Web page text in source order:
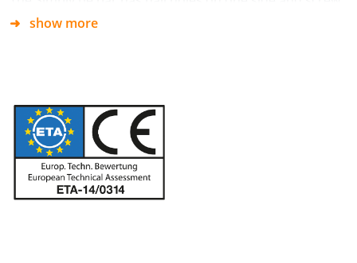
holes (including a slot) in the other.
show more